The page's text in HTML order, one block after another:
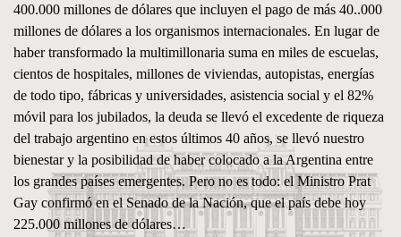
400.000 millones de dólares que incluyen el pago de más 40..000
millones de dólares a los organismos internacionales. En lugar de
haber transformado la multimillonaria suma en miles de escuelas,
cientos de hospitales, millones de viviendas, autopistas, energías
de todo tipo, fábricas y universidades, asistencia social y el 82%
móvil para los jubilados, la deuda se llevó el excedente de riqueza
del trabajo argentino en estos últimos 40 años, se llevó nuestro
bienestar y la posibilidad de haber colocado a la Argentina entre
los grandes países emergentes. Pero no es todo: el Ministro Prat
Gay confirmó en el Senado de la Nación, que el país debe hoy
225.000 millones de dólares…